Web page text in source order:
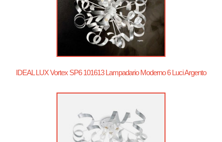
IDEAL LUX Vortex SP6 101613 Lampadario Moderno 6 Luci Argento